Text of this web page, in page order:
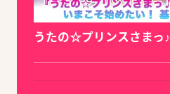
うたの☆プリンスさまっ♪